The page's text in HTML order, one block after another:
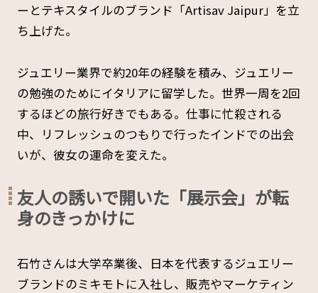
ーとテキスタイルのブランド「Artisav Jaipur」を立
ち上げた。
ジュエリー業界で約20年の経験を積み、ジュエリー
の勉強のためにイタリアに留学した。世界一周を2回
するほどの旅行好きでもある。仕事に忙殺される
中、リフレッシュのつもりで行ったインドでの出会
いが、彼女の運命を変えた。
友人の誘いで開いた「展示会」が転
身のきっかけに
石竹さんは大学卒業後、日本を代表するジュエリー
ブランドのミキモトに入社し、販売やマーケティン